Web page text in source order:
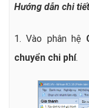
Hướng dẫn chi tiết
1. Vào phân hệ
chuyển chi phí.